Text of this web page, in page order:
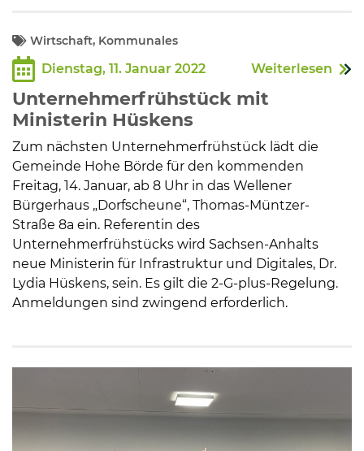
Wirtschaft, Kommunales
Dienstag, 11. Januar 2022 Weiterlesen
Unternehmerfrühstück mit
Ministerin Hüskens
Zum nächsten Unternehmerfrühstück lädt die
Gemeinde Hohe Börde für den kommenden
Freitag, 14. Januar, ab 8 Uhr in das Wellener
Bürgerhaus „Dorfscheune“, Thomas-Müntzer-
Straße 8a ein. Referentin des
Unternehmerfrühstücks wird Sachsen-Anhalts
neue Ministerin für Infrastruktur und Digitales, Dr.
Lydia Hüskens, sein. Es gilt die 2-G-plus-Regelung.
Anmeldungen sind zwingend erforderlich.